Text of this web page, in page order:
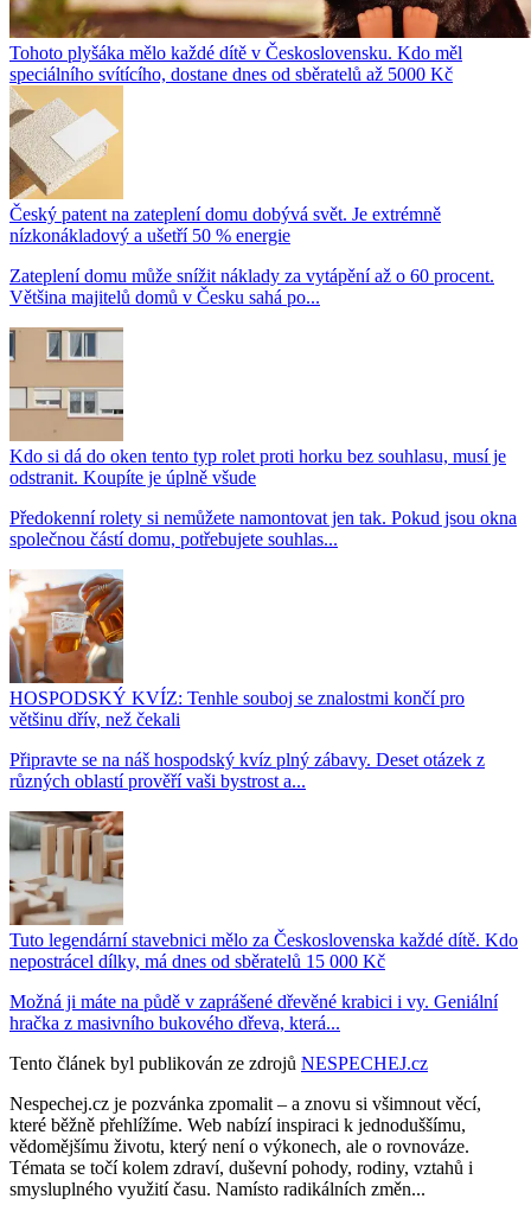
Tohoto plyšáka mělo každé dítě v Československu. Kdo měl
speciálního svítícího, dostane dnes od sběratelů až 5000 Kč
Český patent na zateplení domu dobývá svět. Je extrémně
nízkonákladový a ušetří 50 % energie
Zateplení domu může snížit náklady za vytápění až o 60 procent.
Většina majitelů domů v Česku sahá po...
Kdo si dá do oken tento typ rolet proti horku bez souhlasu, musí je
odstranit. Koupíte je úplně všude
Předokenní rolety si nemůžete namontovat jen tak. Pokud jsou okna
společnou částí domu, potřebujete souhlas...
HOSPODSKÝ KVÍZ: Tenhle souboj se znalostmi končí pro
většinu dřív, než čekali
Připravte se na náš hospodský kvíz plný zábavy. Deset otázek z
různých oblastí prověří vaši bystrost a...
Tuto legendární stavebnici mělo za Československa každé dítě. Kdo
nepostrácel dílky, má dnes od sběratelů 15 000 Kč
Možná ji máte na půdě v zaprášené dřevěné krabici i vy. Geniální
hračka z masivního bukového dřeva, která...
Tento článek byl publikován ze zdrojů NESPECHEJ.cz
Nespechej.cz je pozvánka zpomalit – a znovu si všimnout věcí,
které běžně přehlížíme. Web nabízí inspiraci k jednoduššímu,
vědomějšímu životu, který není o výkonech, ale o rovnováze.
Témata se točí kolem zdraví, duševní pohody, rodiny, vztahů i
smysluplného využití času. Namísto radikálních změn...